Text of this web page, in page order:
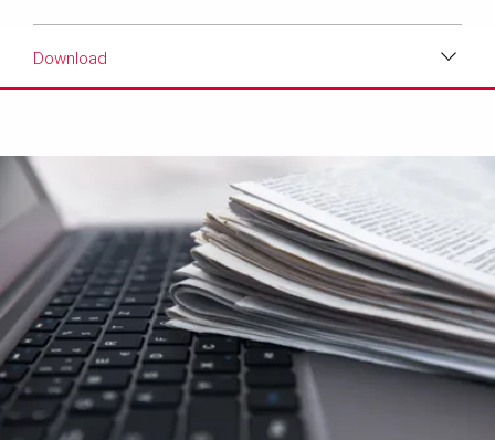
Download
Medien
Text
Kontakt
Newsletter